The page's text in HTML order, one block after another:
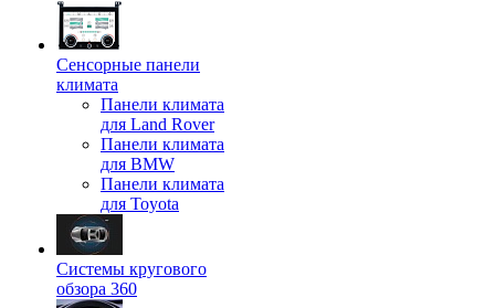
Сенсорные панели
климата
Панели климата
для Land Rover
Панели климата
для BMW
Панели климата
для Toyota
Системы кругового
обзора 360